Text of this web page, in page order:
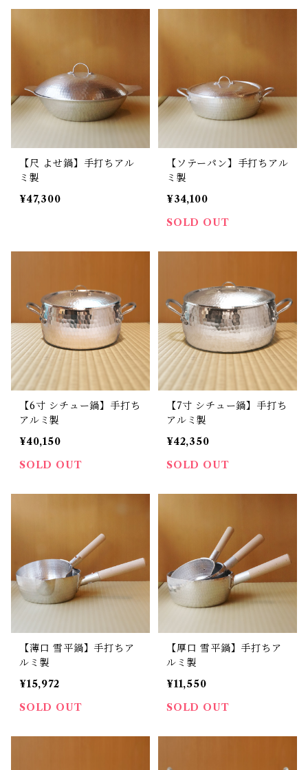
【尺 よせ鍋】手打ちアル
ミ製
¥47,300
【ソテーパン】手打ちアル
ミ製
¥34,100
SOLD OUT
【6寸 シチュー鍋】手打ち
アルミ製
¥40,150
SOLD OUT
【7寸 シチュー鍋】手打ち
アルミ製
¥42,350
SOLD OUT
【薄口 雪平鍋】手打ちア
ルミ製
¥15,972
SOLD OUT
【厚口 雪平鍋】手打ちア
ルミ製
¥11,550
SOLD OUT